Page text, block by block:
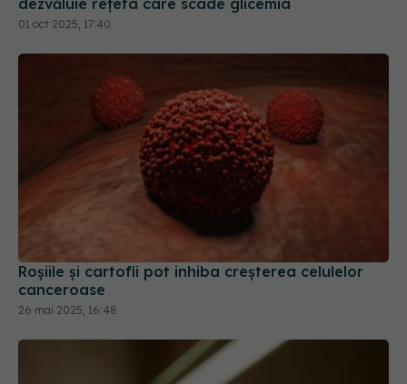
dezvăluie rețeta care scade glicemia
01 oct 2025, 17:40
Roșiile și cartofii pot inhiba creșterea celulelor
canceroase
26 mai 2025, 16:48